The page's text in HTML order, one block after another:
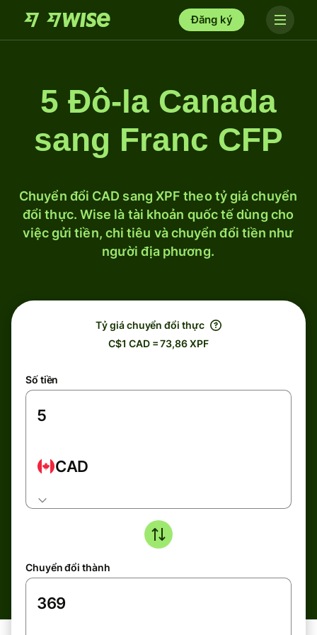
Đăng ký
5 Đô-la Canada
sang Franc CFP
Chuyển đổi CAD sang XPF theo tỷ giá chuyển
đổi thực. Wise là tài khoản quốc tế dùng cho
việc gửi tiền, chi tiêu và chuyển đổi tiền như
người địa phương.
Tỷ giá chuyển đổi thực
C$1 CAD = 73,86 XPF
Số tiền
CAD
Chuyển đổi thành